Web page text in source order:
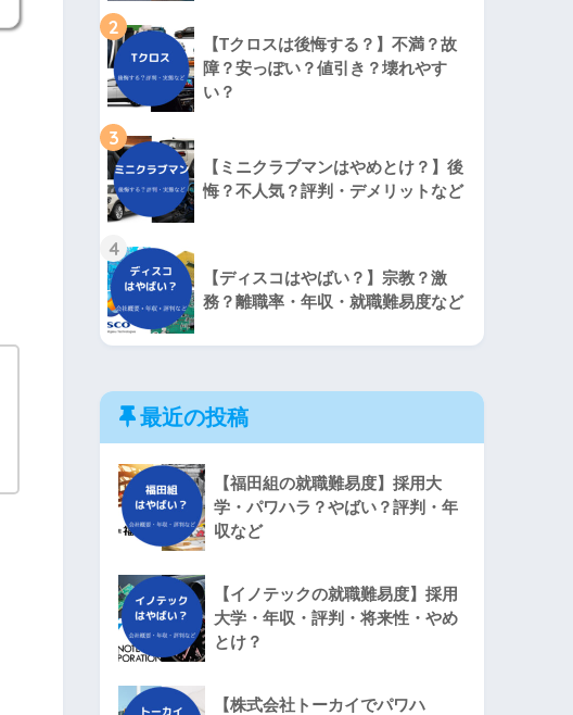
2
【Tクロスは後悔する？】不満？故
障？安っぽい？値引き？壊れやす
い？
3
【ミニクラブマンはやめとけ？】後
悔？不人気？評判・デメリットなど
4
【ディスコはやばい？】宗教？激
務？離職率・年収・就職難易度など
最近の投稿
【福田組の就職難易度】採用大
学・パワハラ？やばい？評判・年
収など
【イノテックの就職難易度】採用
大学・年収・評判・将来性・やめ
とけ？
【株式会社トーカイでパワハ